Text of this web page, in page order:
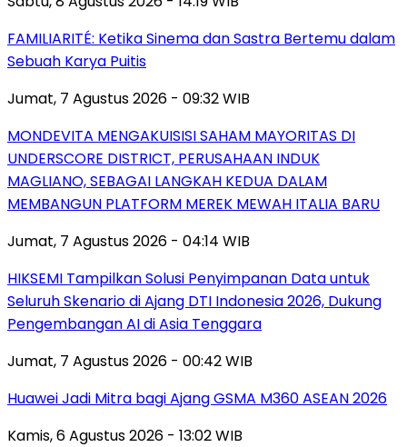
FAMILIARITÉ: Ketika Sinema dan Sastra Bertemu dalam
Sebuah Karya Puitis
Jumat, 7 Agustus 2026 - 09:32 WIB
MONDEVITA MENGAKUISISI SAHAM MAYORITAS DI
UNDERSCORE DISTRICT, PERUSAHAAN INDUK
MAGLIANO, SEBAGAI LANGKAH KEDUA DALAM
MEMBANGUN PLATFORM MEREK MEWAH ITALIA BARU
Jumat, 7 Agustus 2026 - 04:14 WIB
HIKSEMI Tampilkan Solusi Penyimpanan Data untuk
Seluruh Skenario di Ajang DTI Indonesia 2026, Dukung
Pengembangan AI di Asia Tenggara
Jumat, 7 Agustus 2026 - 00:42 WIB
Huawei Jadi Mitra bagi Ajang GSMA M360 ASEAN 2026
Kamis, 6 Agustus 2026 - 13:02 WIB